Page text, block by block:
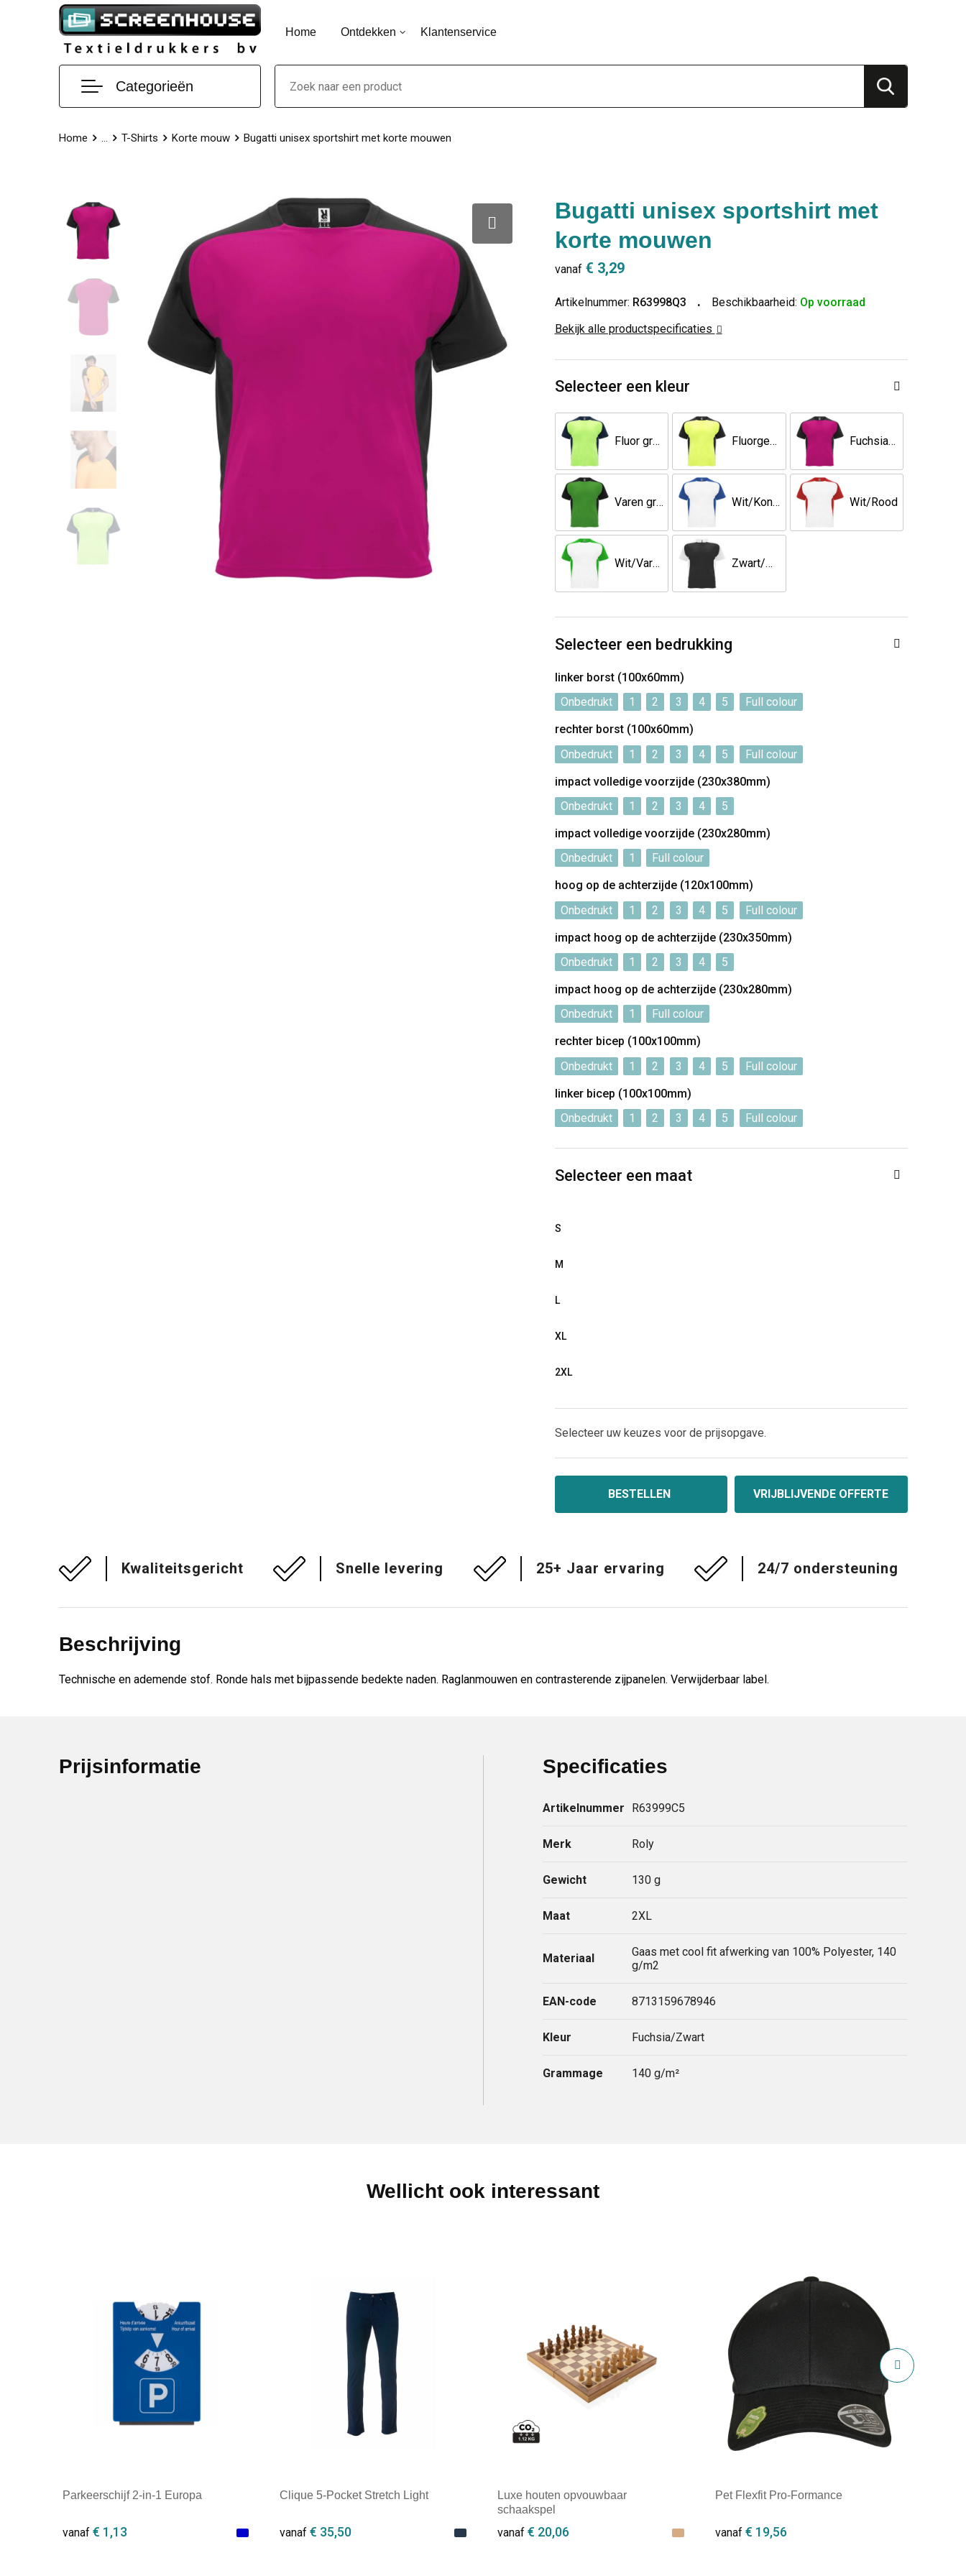
Home Ontdekken Klantenservice
Categorieën
Home ... T-Shirts Korte mouw Bugatti unisex sportshirt met korte mouwen
Bugatti unisex sportshirt met
korte mouwen
vanaf € 3,29
Artikelnummer: R63998Q3 Beschikbaarheid: Op voorraad
Bekijk alle productspecificaties
Selecteer een kleur
Fluor groen/Marineblauw Fluorgeel/Zwart Fuchsia/Zwart
Varen groen/Zwart Wit/Koningsblauw Wit/Rood
Wit/Varen groen Zwart/Wit
Selecteer een bedrukking
linker borst (100x60mm)
Onbedrukt
1 2 3 4 5
Full colour
rechter borst (100x60mm)
Onbedrukt
1 2 3 4 5
Full colour
impact volledige voorzijde (230x380mm)
Onbedrukt
1 2 3 4
5
impact volledige voorzijde (230x280mm)
Onbedrukt
1
Full colour
hoog op de achterzijde (120x100mm)
Onbedrukt
1 2 3 4 5
Full colour
impact hoog op de achterzijde (230x350mm)
Onbedrukt
1 2 3 4
5
impact hoog op de achterzijde (230x280mm)
Onbedrukt
1
Full colour
rechter bicep (100x100mm)
Onbedrukt
1 2 3 4 5
Full colour
linker bicep (100x100mm)
Onbedrukt
1 2 3 4 5 Full colour
Selecteer een maat
S
M
L
XL
2XL
Selecteer uw keuzes voor de prijsopgave.
BESTELLEN VRIJBLIJVENDE OFFERTE
Kwaliteitsgericht Snelle levering 25+ Jaar ervaring 24/7 ondersteuning
Beschrijving
Technische en ademende stof. Ronde hals met bijpassende bedekte naden. Raglanmouwen en contrasterende zijpanelen. Verwijderbaar label.
Prijsinformatie Specificaties
Artikelnummer R63999C5
Merk Roly
Gewicht 130 g
Maat 2XL
Materiaal
Gaas met cool fit afwerking van 100% Polyester, 140
g/m2
EAN-code 8713159678946
Kleur Fuchsia/Zwart
Grammage 140 g/m²
Wellicht ook interessant
Parkeerschijf 2-in-1 Europa
vanaf € 1,13
Clique 5-Pocket Stretch Light
vanaf€ 35,50
Luxe houten opvouwbaar
schaakspel
vanaf € 20,06
Pet Flexfit Pro-Formance
vanaf € 19,56